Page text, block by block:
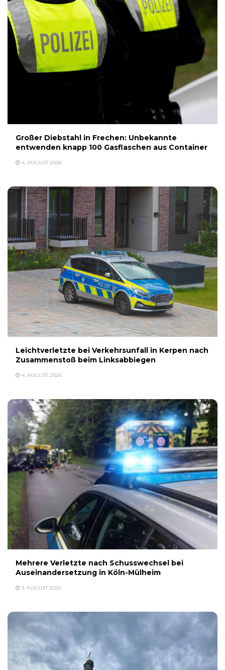
Großer Diebstahl in Frechen: Unbekannte
entwenden knapp 100 Gasflaschen aus Container
4. AUGUST 2026
Leichtverletzte bei Verkehrsunfall in Kerpen nach
Zusammenstoß beim Linksabbiegen
4. AUGUST 2026
Mehrere Verletzte nach Schusswechsel bei
Auseinandersetzung in Köln-Mülheim
3. AUGUST 2026